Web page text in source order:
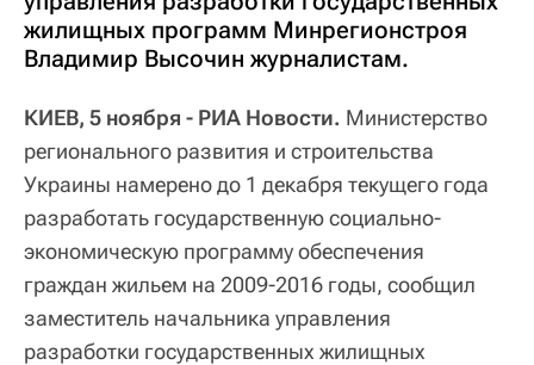
жилищных программ Минрегионстроя
Владимир Высочин журналистам.
КИЕВ, 5 ноября - РИА Новости. Министерство
регионального развития и строительства
Украины намерено до 1 декабря текущего года
разработать государственную социально-
экономическую программу обеспечения
граждан жильем на 2009-2016 годы, сообщил
заместитель начальника управления
разработки государственных жилищных